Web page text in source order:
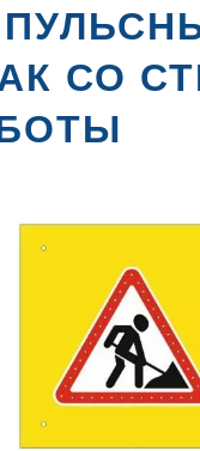
СО